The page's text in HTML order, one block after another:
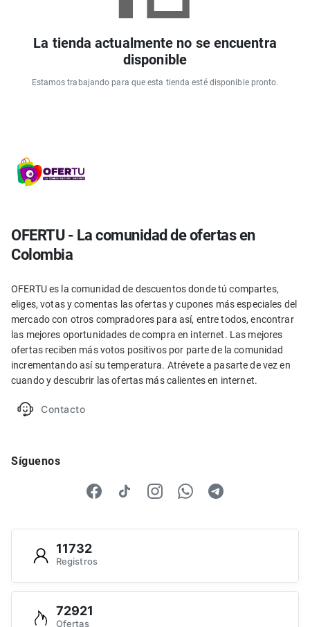
La tienda actualmente no se encuentra
disponible
Estamos trabajando para que esta tienda esté disponible pronto.
OFERTU - La comunidad de ofertas en
Colombia
OFERTU es la comunidad de descuentos donde tú compartes,
eliges, votas y comentas las ofertas y cupones más especiales del
mercado con otros compradores para así, entre todos, encontrar
las mejores oportunidades de compra en internet. Las mejores
ofertas reciben más votos positivos por parte de la comunidad
incrementando así su temperatura. Atrévete a pasarte de vez en
cuando y descubrir las ofertas más calientes en internet.
Contacto
Síguenos
11732
Registros
72921
Ofertas